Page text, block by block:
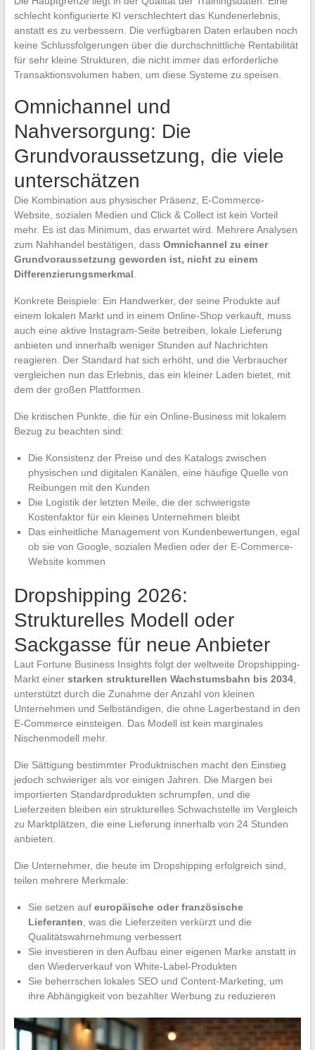
schlecht konfigurierte KI verschlechtert das Kundenerlebnis,
anstatt es zu verbessern. Die verfügbaren Daten erlauben noch
keine Schlussfolgerungen über die durchschnittliche Rentabilität
für sehr kleine Strukturen, die nicht immer das erforderliche
Transaktionsvolumen haben, um diese Systeme zu speisen.
Omnichannel und
Nahversorgung: Die
Grundvoraussetzung, die viele
unterschätzen
Die Kombination aus physischer Präsenz, E-Commerce-
Website, sozialen Medien und Click & Collect ist kein Vorteil
mehr. Es ist das Minimum, das erwartet wird. Mehrere Analysen
zum Nahhandel bestätigen, dass Omnichannel zu einer
Grundvoraussetzung geworden ist, nicht zu einem
Differenzierungsmerkmal
Konkrete Beispiele: Ein Handwerker, der seine Produkte auf
einem lokalen Markt und in einem Online-Shop verkauft, muss
auch eine aktive Instagram-Seite betreiben, lokale Lieferung
anbieten und innerhalb weniger Stunden auf Nachrichten
reagieren. Der Standard hat sich erhöht, und die Verbraucher
vergleichen nun das Erlebnis, das ein kleiner Laden bietet, mit
dem der großen Plattformen.
Die kritischen Punkte, die für ein Online-Business mit lokalem
Bezug zu beachten sind:
Die Konsistenz der Preise und des Katalogs zwischen
physischen und digitalen Kanälen, eine häufige Quelle von
Reibungen mit den Kunden
Die Logistik der letzten Meile, die der schwierigste
Kostenfaktor für ein kleines Unternehmen bleibt
Das einheitliche Management von Kundenbewertungen, egal
ob sie von Google, sozialen Medien oder der E-Commerce-
Website kommen
Dropshipping 2026:
Strukturelles Modell oder
Sackgasse für neue Anbieter
Laut Fortune Business Insights folgt der weltweite Dropshipping-
Markt einer starken strukturellen Wachstumsbahn bis 2034,
unterstützt durch die Zunahme der Anzahl von kleinen
Unternehmen und Selbständigen, die ohne Lagerbestand in den
E-Commerce einsteigen. Das Modell ist kein marginales
Nischenmodell mehr.
Die Sättigung bestimmter Produktnischen macht den Einstieg
jedoch schwieriger als vor einigen Jahren. Die Margen bei
importierten Standardprodukten schrumpfen, und die
Lieferzeiten bleiben ein strukturelles Schwachstelle im Vergleich
zu Marktplätzen, die eine Lieferung innerhalb von 24 Stunden
anbieten.
Die Unternehmer, die heute im Dropshipping erfolgreich sind,
teilen mehrere Merkmale:
Sie setzen auf europäische oder französische
Lieferanten , was die Lieferzeiten verkürzt und die
Qualitätswahrnehmung verbessert
Sie investieren in den Aufbau einer eigenen Marke anstatt in
den Wiederverkauf von White-Label-Produkten
Sie beherrschen lokales SEO und Content-Marketing, um
ihre Abhängigkeit von bezahlter Werbung zu reduzieren